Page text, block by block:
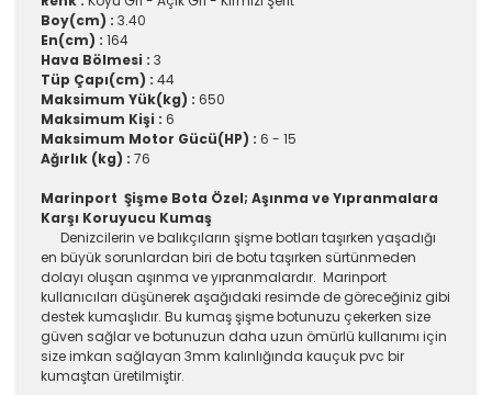
Boy(cm) : 3.40
En(cm) : 164
Hava Bölmesi : 3
Tüp Çapı(cm) : 44
Maksimum Yük(kg) : 650
Maksimum Kişi : 6
Maksimum Motor Gücü(HP) : 6 - 15
Ağırlık (kg) : 76
Marinport Şişme Bota Özel; Aşınma ve Yıpranmalara
Karşı Koruyucu Kumaş
Denizcilerin ve balıkçıların şişme botları taşırken yaşadığı
en büyük sorunlardan biri de botu taşırken sürtünmeden
dolayı oluşan aşınma ve yıpranmalardır. Marinport
kullanıcıları düşünerek aşağıdaki resimde de göreceğiniz gibi
destek kumaşlıdır. Bu kumaş şişme botunuzu çekerken size
güven sağlar ve botunuzun daha uzun ömürlü kullanımı için
size imkan sağlayan 3mm kalınlığında kauçuk pvc bir
kumaştan üretilmiştir.